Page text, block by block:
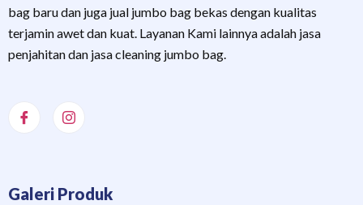
bag baru dan juga jual jumbo bag bekas dengan kualitas
terjamin awet dan kuat. Layanan Kami lainnya adalah jasa
penjahitan dan jasa cleaning jumbo bag.
Galeri Produk